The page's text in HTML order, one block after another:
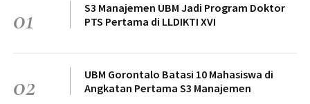
01
S3 Manajemen UBM Jadi Program Doktor
PTS Pertama di LLDIKTI XVI
02
UBM Gorontalo Batasi 10 Mahasiswa di
Angkatan Pertama S3 Manajemen